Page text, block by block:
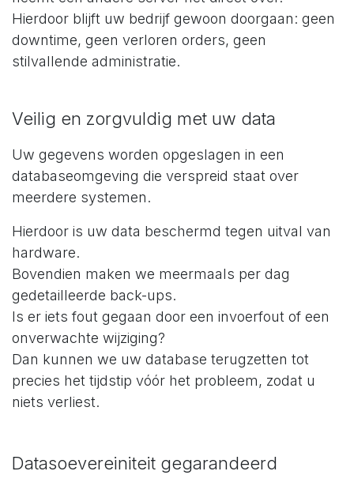
Hierdoor blijft uw bedrijf gewoon doorgaan: geen
downtime, geen verloren orders, geen
stilvallende administratie.
Veilig en zorgvuldig met uw data
Uw gegevens worden opgeslagen in een
databaseomgeving die verspreid staat over
meerdere systemen.
Hierdoor is uw data beschermd tegen uitval van
hardware.
Bovendien maken we meermaals per dag
gedetailleerde back-ups.
Is er iets fout gegaan door een invoerfout of een
onverwachte wijziging?
Dan kunnen we uw database terugzetten tot
precies het tijdstip vóór het probleem, zodat u
niets verliest.
Datasoevereiniteit gegarandeerd